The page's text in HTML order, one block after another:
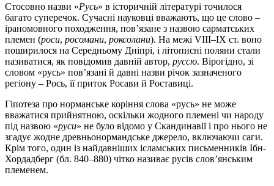
Стосовно назви «Русь» в історичній літературі точилося
багато суперечок. Сучасні науковці вважають, що це слово –
іраномовного походження, пов’язане з назвою сарматських
племен (роси, росомани, роксолани). На межі VІІІ–ІX ст. воно
поширилося на Середньому Дніпрі, і літописні поляни стали
називатися, як повідомив давній автор, руссю. Вірогідно, зі
словом «русь» пов’язані й давні назви річок зазначеного
регіону – Рось, її приток Росави й Роставиці.
Гіпотеза про норманське коріння слова «русь» не може
вважатися прийнятною, оскільки жодного племені чи народу
під назвою «руси» не було відомо у Скандинавії і про нього не
згадує жодне древньонормандське джерело, включаючи саги.
Крім того, один із найдавніших ісламських письменників Ібн-
Хордадберг (бл. 840–880) чітко називає русів слов’янським
племенем.